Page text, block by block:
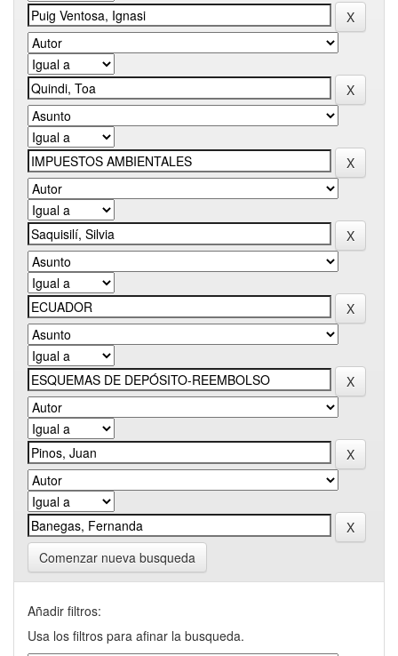
Comenzar nueva busqueda
Añadir filtros:
Usa los filtros para afinar la busqueda.